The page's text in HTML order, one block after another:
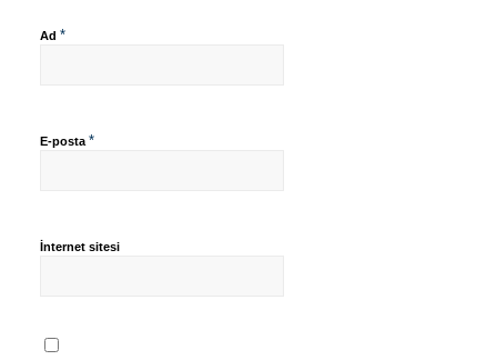
Ad *
E-posta *
İnternet sitesi